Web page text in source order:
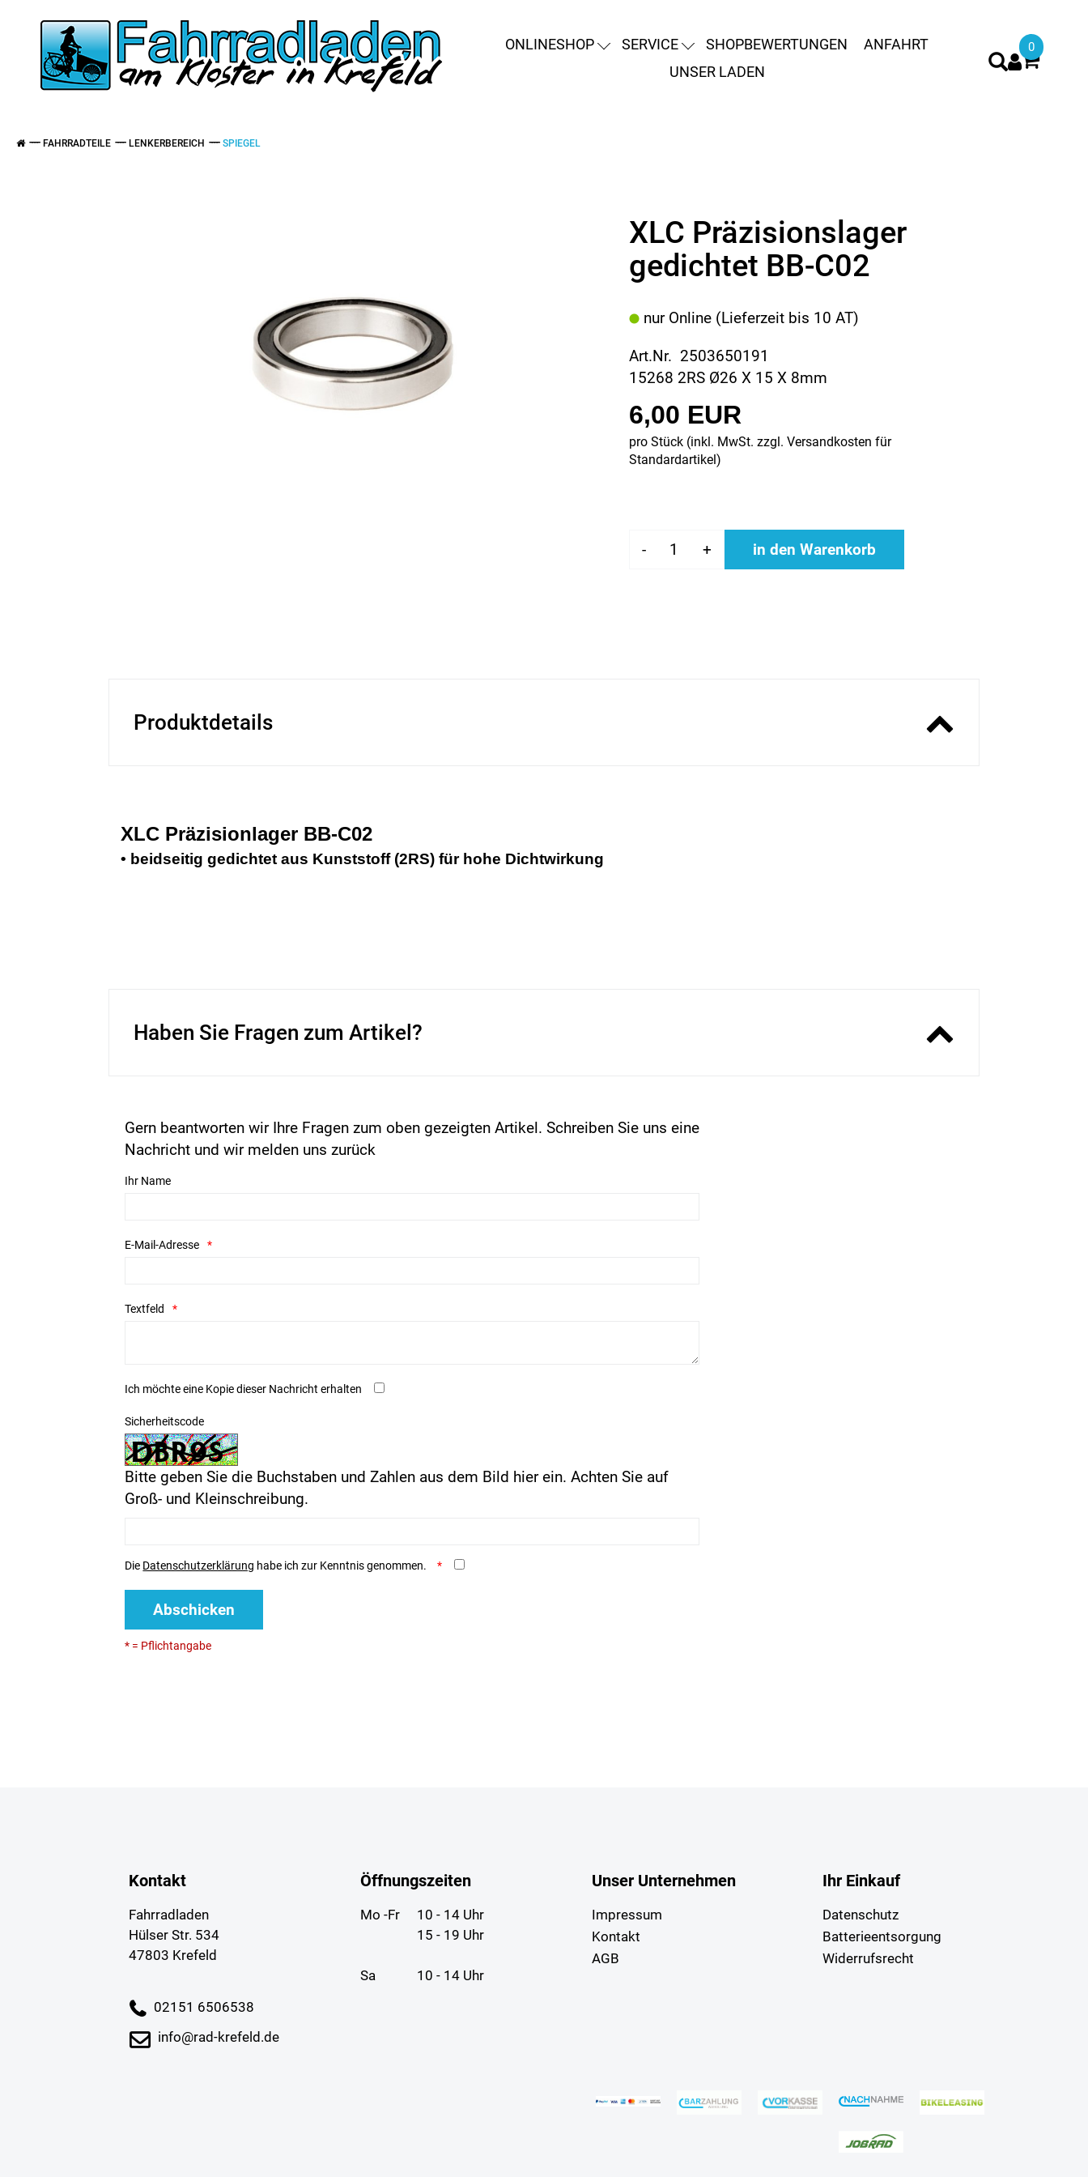
ONLINESHOP SERVICE SHOPBEWERTUNGEN
ANFAHRT
UNSER LADEN
0
FAHRRADTEILE LENKERBEREICH SPIEGEL
XLC Präzisionslager
gedichtet BB-C02
nur Online (Lieferzeit bis 10 AT)
Art.Nr. 2503650191
15268 2RS Ø26 X 15 X 8mm
6,00 EUR
pro Stück (inkl. MwSt. zzgl. Versandkosten für
Standardartikel)
- + in den Warenkorb
Produktdetails
XLC Präzisionlager BB-C02
• beidseitig gedichtet aus Kunststoff (2RS) für hohe Dichtwirkung
Haben Sie Fragen zum Artikel?
Gern beantworten wir Ihre Fragen zum oben gezeigten Artikel. Schreiben Sie uns eine
Nachricht und wir melden uns zurück
Ihr Name
E-Mail-Adresse
Textfeld
Ich möchte eine Kopie dieser Nachricht erhalten
Sicherheitscode
Bitte geben Sie die Buchstaben und Zahlen aus dem Bild hier ein. Achten Sie auf
Groß- und Kleinschreibung.
Die Datenschutzerklärung habe ich zur Kenntnis genommen.
Abschicken
* = Pflichtangabe
Kontakt
Fahrradladen
Hülser Str. 534
47803 Krefeld
02151 6506538
info@rad-krefeld.de
Öffnungszeiten
Mo -Fr
10 - 14 Uhr
15 - 19 Uhr
Sa 10 - 14 Uhr
Unser Unternehmen
Impressum
Kontakt
AGB
Ihr Einkauf
Datenschutz
Batterieentsorgung
Widerrufsrecht